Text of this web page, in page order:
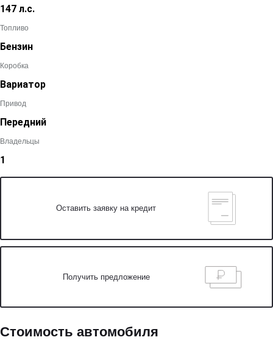
147 л.с.
Топливо
Бензин
Коробка
Вариатор
Привод
Передний
Владельцы
1
Оставить заявку на кредит
Получить предложение
Стоимость автомобиля